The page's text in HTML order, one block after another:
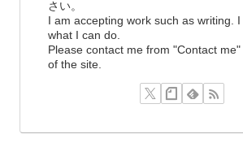
さい。
I am accepting work such as writing.
what I can do.
Please contact me from "Contact
of the site.